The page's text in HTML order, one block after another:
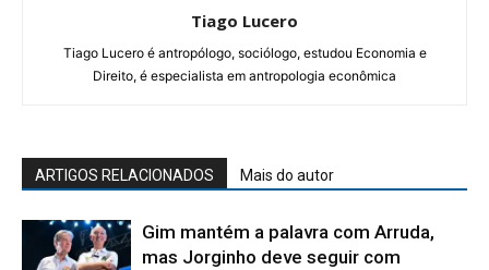
Tiago Lucero
Tiago Lucero é antropólogo, sociólogo, estudou Economia e
Direito, é especialista em antropologia econômica
ARTIGOS RELACIONADOS Mais do autor
Gim mantém a palavra com Arruda,
mas Jorginho deve seguir com